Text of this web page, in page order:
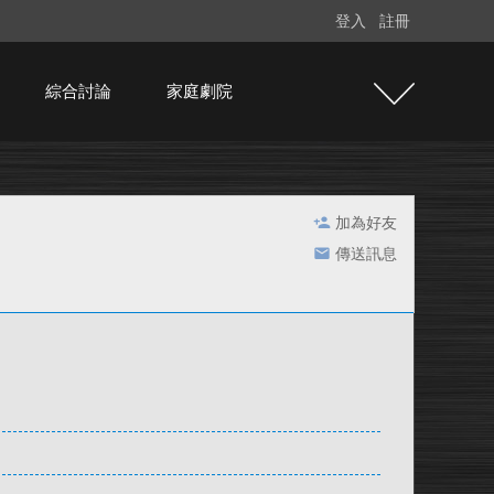
登入 註冊
綜合討論 家庭劇院
加為好友
傳送訊息